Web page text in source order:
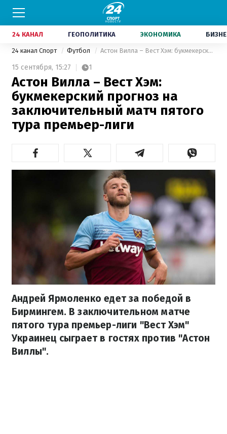
24 КАНАЛ ГЕОПОЛИТИКА ЭКОНОМИКА
24 канал Спорт Футбол Астон Вилла – Вест Хэм: букмекерский прогноз на заключительный матч пятого тура премьер-лиги
15 сентября, 15:27 1
Астон Вилла – Вест Хэм:
букмекерский прогноз на
заключительный матч пятого
тура премьер-лиги
Андрей Ярмоленко едет за победой в
Бирмингем. В заключительном матче
пятого тура премьер-лиги "Вест Хэм"
Украинец сыграет в гостях против "Астон
Виллы".